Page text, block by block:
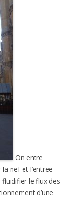
On entre
nef et l’entrée
le flux des
d’une